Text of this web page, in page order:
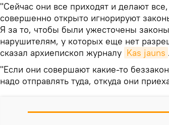
"Сейчас они все приходят и делают
совершенно открыто игнорируют
Я за то, чтобы были ужесточены
нарушителям, у которых еще нет
сказал архиепископ журналу Kas jauns
"Если они совершают какие-то
надо отправлять туда, откуда они